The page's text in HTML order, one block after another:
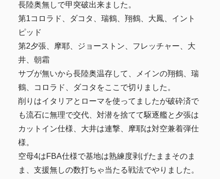
長陸奥無しで甲突破出来ました。
第1コロラド、ダコタ、瑞鶴、翔鶴、大鳳、イント
ピッド
第2夕張、摩耶、ジョーストン、フレッチャー、大
井、朝霜
サブが無いから長陸奥温存して、メインの翔鶴、瑞
鶴、コロラド、ダコタをここで切りました。
削りはイタリアとローマを使ってましたが破砕済で
も流石に無理で交代、対潜を捨てて駆逐艦と夕張は
カットイン仕様、大井は連撃、摩耶は対空兼着弾仕
様。
空母4はFBA仕様で基地は熟練度剥げたままそのま
ま、支援無しの数打ちゃ当たる戦法でやりました。